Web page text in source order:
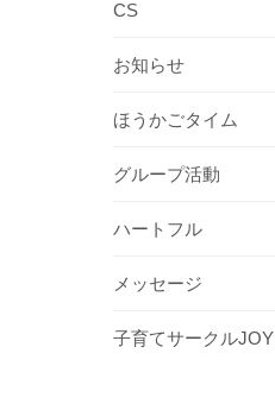
CS
お知らせ
ほうかごタイム
グループ活動
ハートフル
メッセージ
子育てサークルJOY